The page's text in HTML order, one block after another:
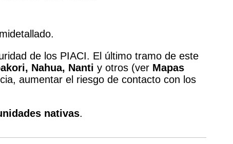
de los PIACI. El último tramo de este
Nahua, Nanti y otros (ver Mapas
aumentar el riesgo de contacto con los
nativas.